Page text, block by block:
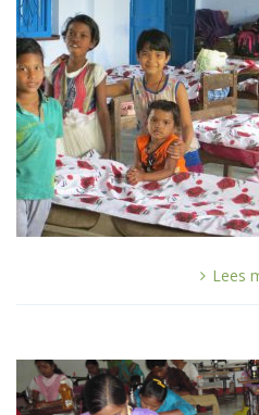
Lees